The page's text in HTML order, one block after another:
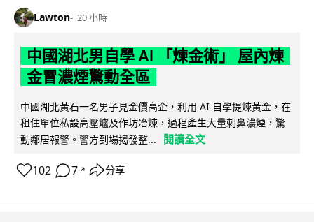
Lawton 20 小時
中國湖北男自學 AI 「煉金術」 屋內煉
金冒濃煙驚動全區
中國湖北黃石一名男子見金價高企，利用 AI 自學提煉黃金，在
租住單位私設高壓爐及作坊冶煉，過程產生大量刺鼻濃煙，驚
動鄰居報警。警方到場揭發整...
閱讀全文
102 7 ↗ 分享